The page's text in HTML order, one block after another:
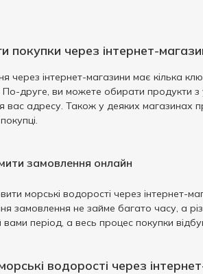
покупки через інтернет-
через інтернет-магазини має кілька
По-друге, ви можете обирати продукти
вас адресу. Також у деяких магазинах
замовлення онлайн
морські водорості через інтернет-
замовлення не займе багато часу, а
період, а весь процес покупки
водорості через